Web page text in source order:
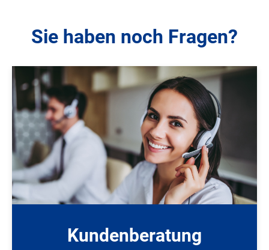
Sie haben noch Fragen?
Kundenberatung